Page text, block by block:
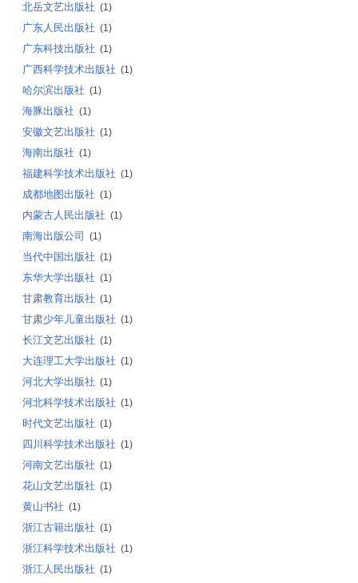
北岳文艺出版社 (1)
广东人民出版社 (1)
广东科技出版社 (1)
广西科学技术出版社 (1)
哈尔滨出版社 (1)
海豚出版社 (1)
安徽文艺出版社 (1)
海南出版社 (1)
福建科学技术出版社 (1)
成都地图出版社 (1)
内蒙古人民出版社 (1)
南海出版公司 (1)
当代中国出版社 (1)
东华大学出版社 (1)
甘肃教育出版社 (1)
甘肃少年儿童出版社 (1)
长江文艺出版社 (1)
大连理工大学出版社 (1)
河北大学出版社 (1)
河北科学技术出版社 (1)
时代文艺出版社 (1)
四川科学技术出版社 (1)
河南文艺出版社 (1)
花山文艺出版社 (1)
黄山书社 (1)
浙江古籍出版社 (1)
浙江科学技术出版社 (1)
浙江人民出版社 (1)